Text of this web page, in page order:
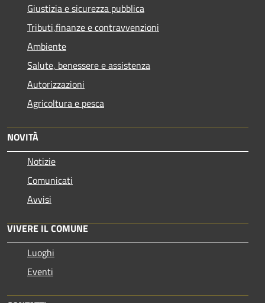
Giustizia e sicurezza pubblica
Tributi,finanze e contravvenzioni
Ambiente
Salute, benessere e assistenza
Autorizzazioni
Agricoltura e pesca
NOVITÀ
Notizie
Comunicati
Avvisi
VIVERE IL COMUNE
Luoghi
Eventi